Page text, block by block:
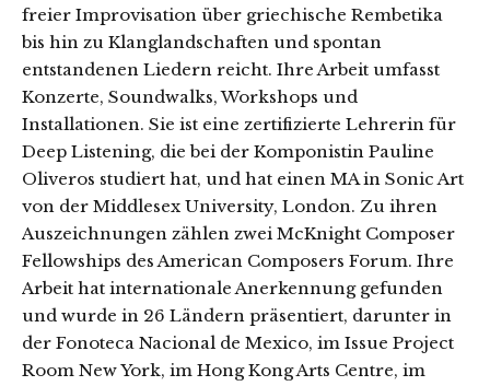
freier Improvisation über griechische Rembetika
bis hin zu Klanglandschaften und spontan
entstandenen Liedern reicht. Ihre Arbeit umfasst
Konzerte, Soundwalks, Workshops und
Installationen. Sie ist eine zertifizierte Lehrerin für
Deep Listening, die bei der Komponistin Pauline
Oliveros studiert hat, und hat einen MA in Sonic Art
von der Middlesex University, London. Zu ihren
Auszeichnungen zählen zwei McKnight Composer
Fellowships des American Composers Forum. Ihre
Arbeit hat internationale Anerkennung gefunden
und wurde in 26 Ländern präsentiert, darunter in
der Fonoteca Nacional de Mexico, im Issue Project
Room New York, im Hong Kong Arts Centre, im